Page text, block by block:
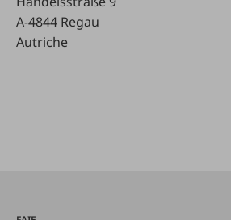
A-4844 Regau
Autriche